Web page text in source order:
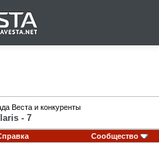
Веста и конкуренты
- 7
Сообщество